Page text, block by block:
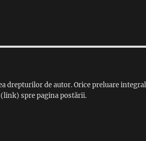
drepturilor de autor. Orice preluare
spre pagina postării.